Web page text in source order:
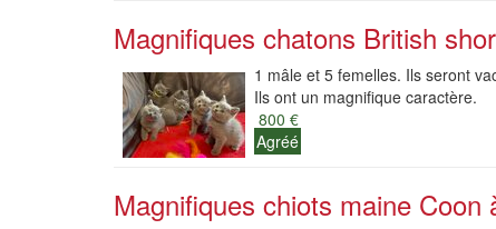
Magnifiques chatons British
1 mâle et 5 femelles. Ils seront
Ils ont un magnifique caractère.
800 €
Agréé
Magnifiques chiots maine Coon